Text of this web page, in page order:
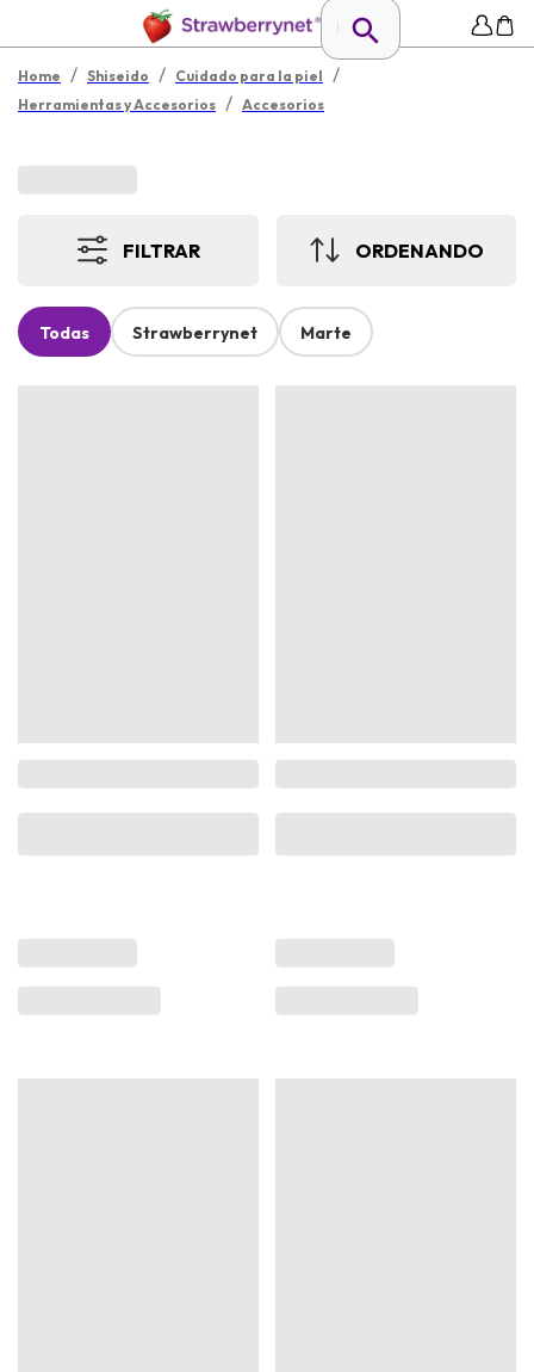
Home / Shiseido / Cuidado para la piel /
Herramientas y Accesorios / Accesorios
FILTRAR ORDENANDO
Todas Strawberrynet Marte